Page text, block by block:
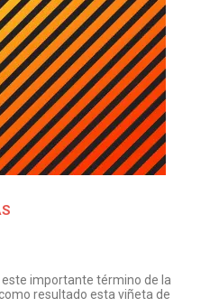
este importante término de la
resultado esta viñeta de